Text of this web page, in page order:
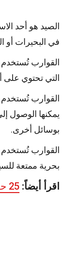
الصيد هو أحد
في البحيرات أو
القوارب تُستخدم
التي تحتوي على
القوارب تُستخدم
يمكنها الوصول
بوسائل أخرى.
القوارب
بحرية ممتعة
اقرأ أيضاً: 25 حقيقة عن الفضاء الجوي